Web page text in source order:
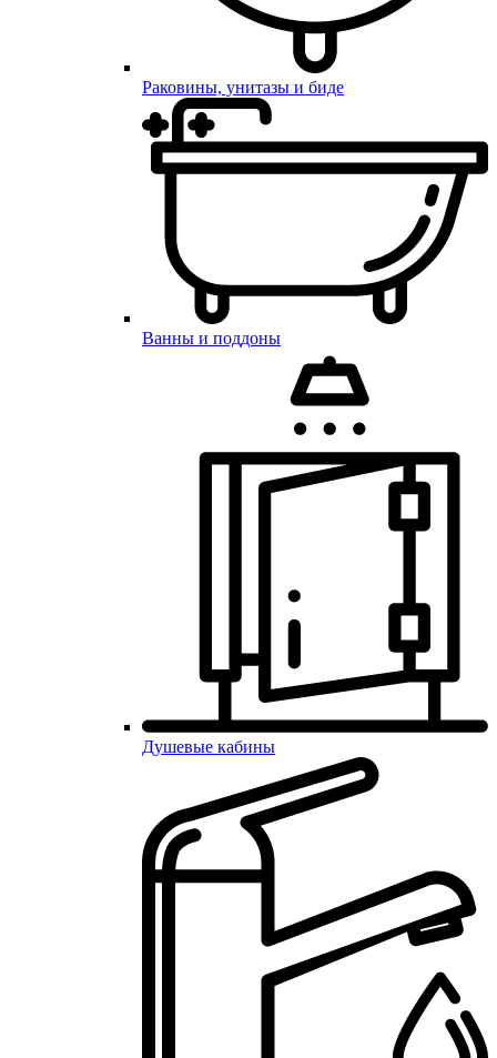
Раковины, унитазы и биде
Ванны и поддоны
Душевые кабины